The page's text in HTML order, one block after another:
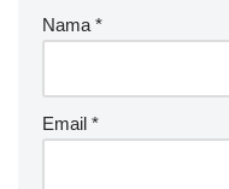
Nama *
Email *